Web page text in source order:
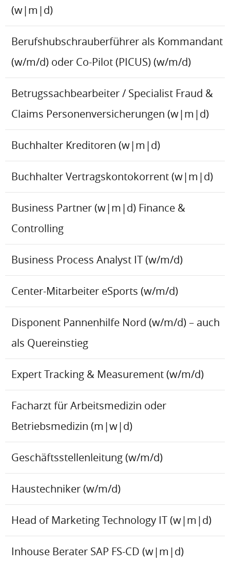
(w|m|d)
Berufshubschrauberführer als Kommandant
(w/m/d) oder Co-Pilot (PICUS) (w/m/d)
Betrugssachbearbeiter / Specialist Fraud &
Claims Personenversicherungen (w|m|d)
Buchhalter Kreditoren (w|m|d)
Buchhalter Vertragskontokorrent (w|m|d)
Business Partner (w|m|d) Finance &
Controlling
Business Process Analyst IT (w/m/d)
Center-Mitarbeiter eSports (w/m/d)
Disponent Pannenhilfe Nord (w/m/d) – auch
als Quereinstieg
Expert Tracking & Measurement (w/m/d)
Facharzt für Arbeitsmedizin oder
Betriebsmedizin (m|w|d)
Geschäftsstellenleitung (w/m/d)
Haustechniker (w/m/d)
Head of Marketing Technology IT (w|m|d)
Inhouse Berater SAP FS-CD (w|m|d)